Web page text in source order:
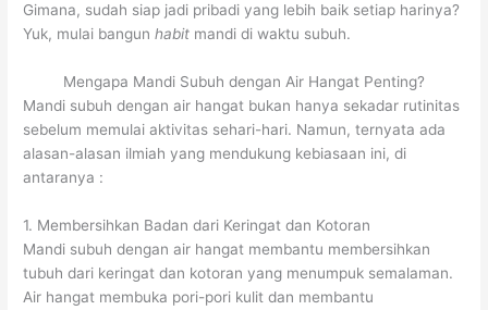
Gimana, sudah siap jadi pribadi yang lebih baik setiap harinya?
Yuk, mulai bangunhabit mandi di waktu subuh.
Mengapa Mandi Subuh dengan Air Hangat Penting?
Mandi subuh dengan air hangat bukan hanya sekadar rutinitas
sebelum memulai aktivitas sehari-hari. Namun, ternyata ada
alasan-alasan ilmiah yang mendukung kebiasaan ini, di
antaranya :
1. Membersihkan Badan dari Keringat dan Kotoran
Mandi subuh dengan air hangat membantu membersihkan
tubuh dari keringat dan kotoran yang menumpuk semalaman.
Air hangat membuka pori-pori kulit dan membantu